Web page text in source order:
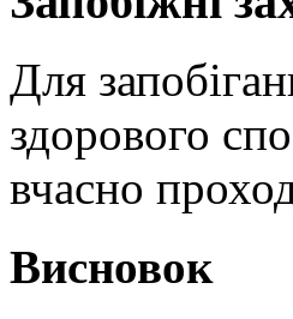
Для
здорового
вчасно
Висновок